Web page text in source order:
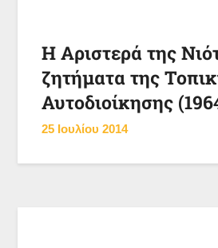
Η Αριστερά της
ζητήματα της
Αυτοδιοίκησης
25 Ιουλίου 2014